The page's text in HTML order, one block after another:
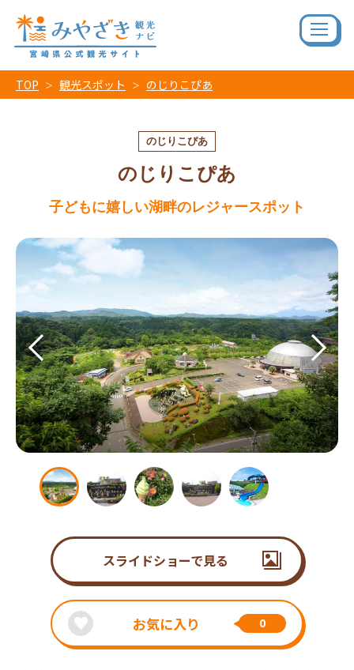
TOP 観光スポット のじりこぴあ
のじりこぴあ
のじりこぴあ
子どもに嬉しい湖畔のレジャースポット
スライドショーで見る
お気に入り 0